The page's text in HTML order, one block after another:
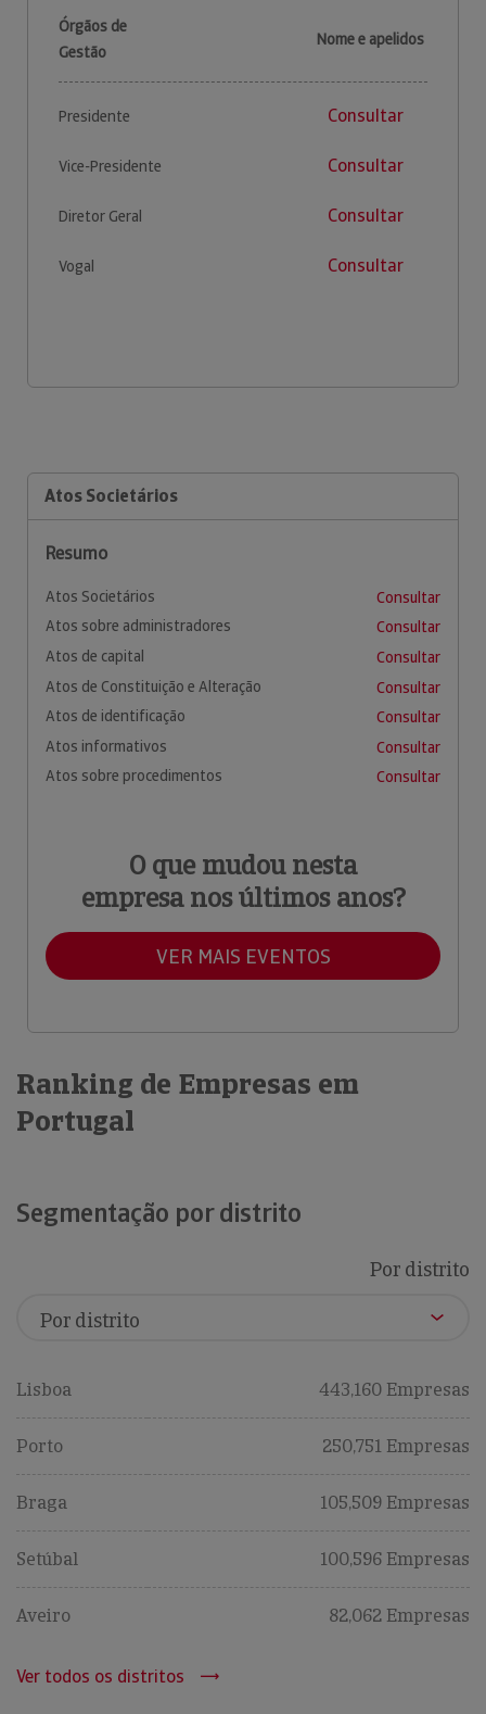
Órgãos de
Gestão
Nome e apelidos
Presidente Consultar
Vice-Presidente Consultar
Diretor Geral Consultar
Vogal Consultar
Atos Societários
Resumo
Atos Societários
Consultar
Atos sobre administradores
Consultar
Atos de capital
Consultar
Atos de Constituição e Alteração
Consultar
Atos de identificação
Consultar
Atos informativos
Consultar
Atos sobre procedimentos
Consultar
O que mudou nesta
empresa nos últimos anos?
VER MAIS EVENTOS
Ranking de Empresas em
Portugal
Segmentação por distrito
Por distrito
Lisboa 443,160 Empresas
Porto 250,751 Empresas
Braga 105,509 Empresas
Setúbal 100,596 Empresas
Aveiro 82,062 Empresas
Ver todos os distritos